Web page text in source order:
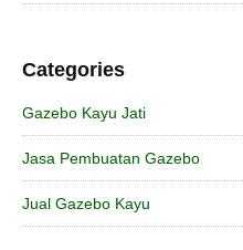
Categories
Gazebo Kayu Jati
Jasa Pembuatan Gazebo
Jual Gazebo Kayu